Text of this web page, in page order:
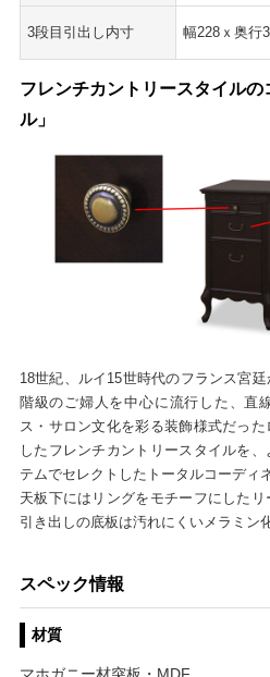
3段目引出し内寸 幅228ｘ奥行
フレンチカントリースタイル
ル」
18世紀、ルイ15世時代のフランス宮
階級のご婦人を中心に流行した、直
ス・サロン文化を彩る装飾様式だっ
したフレンチカントリースタイルを
テムでセレクトしたトータルコーディ
天板下にはリングをモチーフにしたリ
引き出しの底板は汚れにくいメラミン
スペック情報
材質
マホガニー材突板・MDF